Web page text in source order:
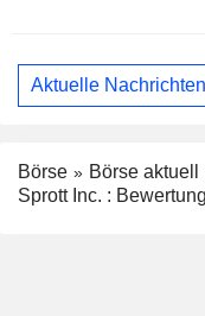
Aktuelle Nachrichten
Börse
Börse aktuell
Sprott Inc. :